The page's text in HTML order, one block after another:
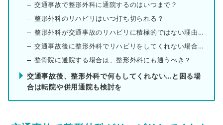
交通事故で整形外科に通院するのはいつまで？
整形外科のリハビリはいつ打ち切られる？
整形外科が交通事故のリハビリに積極的ではない理由は？
交通事故後に整形外科でリハビリをしてくれない場合の対処
整骨院に通院する場合は、整形外科にも通うべき？
交通事故後、整形外科で何もしてくれない…と困る場
合は転院や併用通院も検討を